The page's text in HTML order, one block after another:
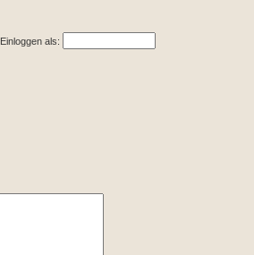
Einloggen als: